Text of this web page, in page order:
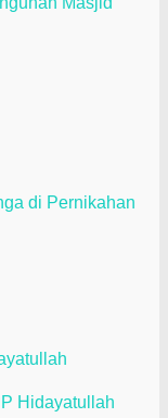
di Pernikahan
Hidayatullah